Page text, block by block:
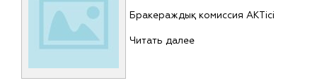
Бракераждық комиссия АКТісі
Читать далее